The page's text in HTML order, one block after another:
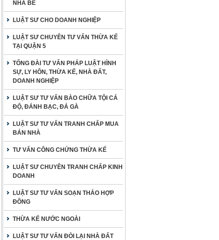
NHÀ BÈ
LUẬT SƯ CHO DOANH NGHIỆP
LUẬT SƯ CHUYÊN TƯ VẤN THỪA KẾ
TẠI QUẬN 5
TỔNG ĐÀI TƯ VẤN PHÁP LUẬT HÌNH
SỰ, LY HÔN, THỪA KẾ, NHÀ ĐẤT,
DOANH NGHIỆP
LUẬT SƯ TƯ VẤN BÀO CHỮA TỘI CÁ
ĐỘ, ĐÁNH BẠC, ĐÁ GÀ
LUẬT SƯ TƯ VẤN TRANH CHẤP MUA
BÁN NHÀ
TƯ VẤN CÔNG CHỨNG THỪA KẾ
LUẬT SƯ CHUYÊN TRANH CHẤP KINH
DOANH
LUẬT SƯ TƯ VẤN SOẠN THẢO HỢP
ĐỒNG
THỪA KẾ NƯỚC NGOÀI
LUẬT SƯ TƯ VẤN ĐÒI LẠI NHÀ ĐẤT